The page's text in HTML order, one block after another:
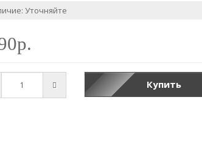
Уточняйте
Купить